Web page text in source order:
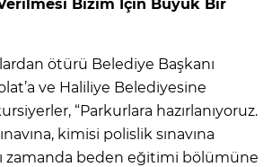
Bizim İçin Büyük Bir
ötürü Belediye Başkanı
ve Haliliye Belediyesine
“Parkurlara hazırlanıyoruz.
kimisi polislik sınavına
zamanda beden eğitimi bölümüne